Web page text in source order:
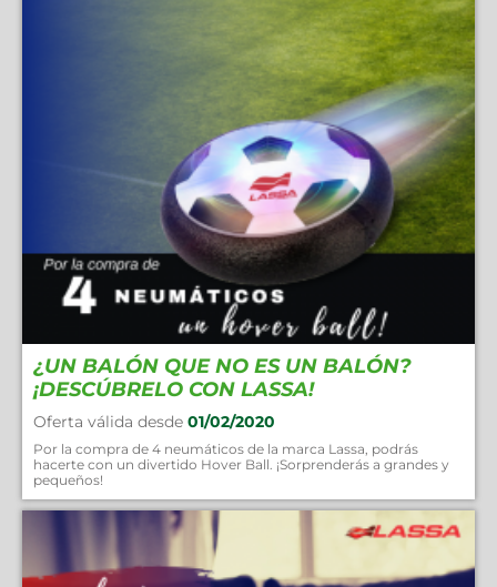
¿UN BALÓN QUE NO ES UN BALÓN?
¡DESCÚBRELO CON LASSA!
Oferta válida desde 01/02/2020
Por la compra de 4 neumáticos de la marca Lassa, podrás
hacerte con un divertido Hover Ball. ¡Sorprenderás a grandes y
pequeños!